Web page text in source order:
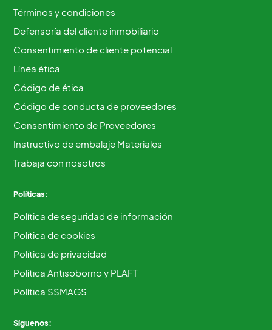
Términos y condiciones
Defensoría del cliente inmobiliario
Consentimiento de cliente potencial
Línea ética
Código de ética
Código de conducta de proveedores
Consentimiento de Proveedores
Instructivo de embalaje Materiales
Trabaja con nosotros
Políticas:
Política de seguridad de información
Política de cookies
Política de privacidad
Política Antisoborno y PLAFT
Política SSMAGS
Síguenos: